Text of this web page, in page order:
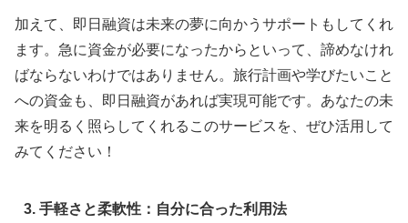
加えて、即日融資は未来の夢に向かうサポートもしてくれ
ます。急に資金が必要になったからといって、諦めなけれ
ばならないわけではありません。旅行計画や学びたいこと
への資金も、即日融資があれば実現可能です。あなたの未
来を明るく照らしてくれるこのサービスを、ぜひ活用して
みてください！
3. 手軽さと柔軟性：自分に合った利用法